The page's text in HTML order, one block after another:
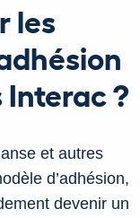
les
Interac ?
et autres
d’adhésion,
devenir un